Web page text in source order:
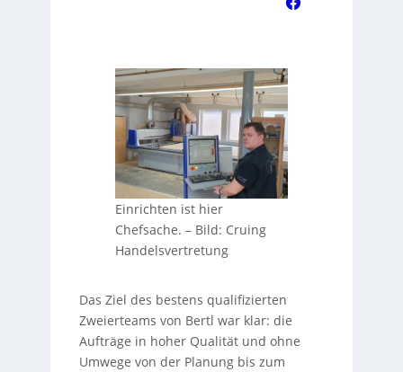
Einrichten ist hier
Chefsache. – Bild: Cruing
Handelsvertretung
Das Ziel des bestens qualifizierten
Zweierteams von Bertl war klar: die
Aufträge in hoher Qualität und ohne
Umwege von der Planung bis zum